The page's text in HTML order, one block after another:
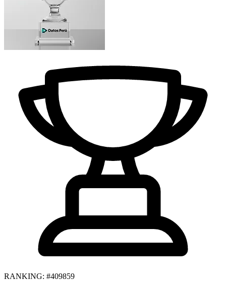
RANKING: #409859